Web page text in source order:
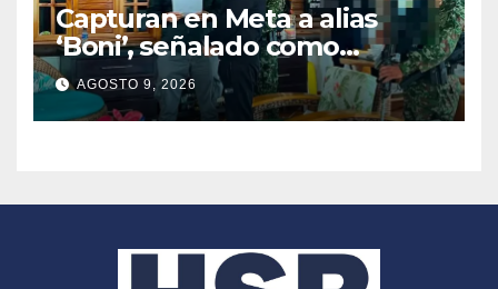
Capturan en Meta a alias
‘Boni’, señalado como
segundo cabecilla de los
Comandos de Frontera
AGOSTO 9, 2026